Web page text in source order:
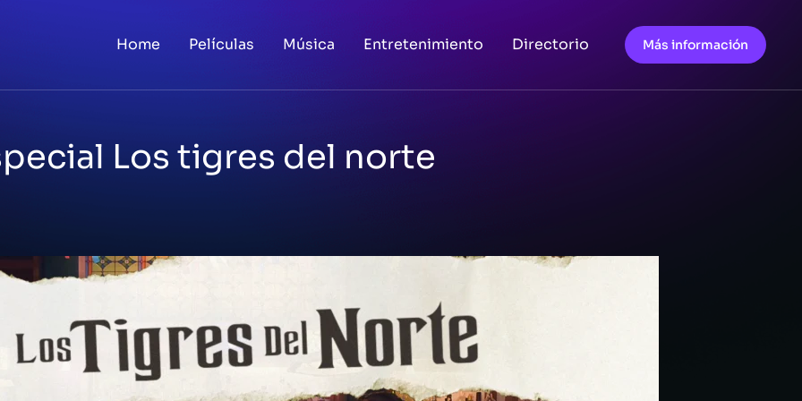
Home Películas Música Entretenimiento Directorio Más información
Los tigres del norte